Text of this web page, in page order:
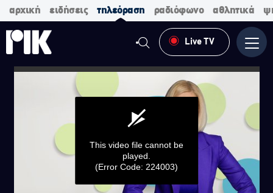
αρχική ειδήσεις τηλεόραση ραδιόφωνο αθλητικά
Live TV
This video file cannot be
played.
(Error Code: 224003)